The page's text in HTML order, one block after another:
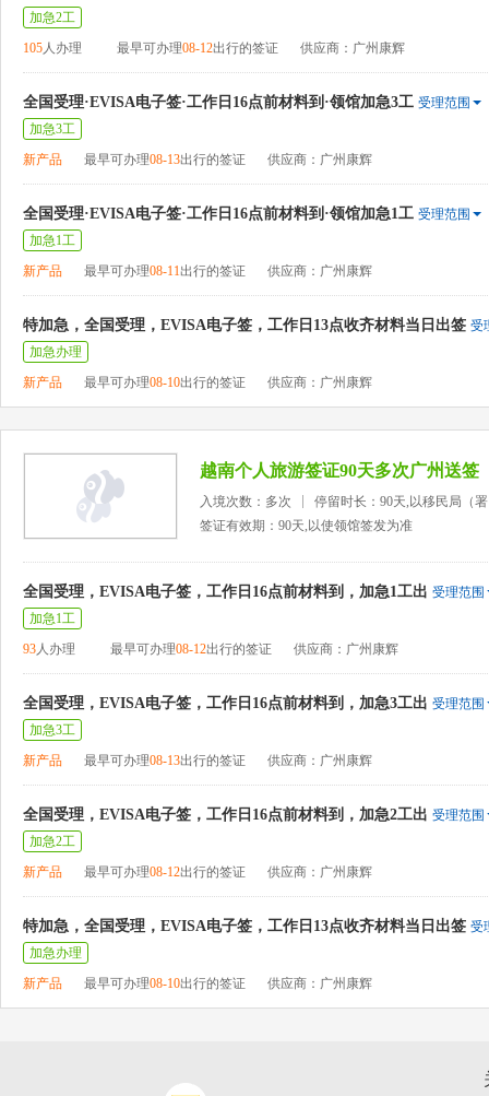
加急2工
105人办理 最早可办理08-12出行的签证 供应商：广州康辉
全国受理·EVISA电子签·工作日16点前材料到·领馆加急3工 受理范围
加急3工
新产品
最早可办理08-13出行的签证 供应商：广州康辉
全国受理·EVISA电子签·工作日16点前材料到·领馆加急1工 受理范围
加急1工
新产品
最早可办理08-11出行的签证 供应商：广州康辉
特加急，全国受理，EVISA电子签，工作日13点收齐材料当日出签 受
加急办理
新产品
最早可办理08-10出行的签证 供应商：广州康辉
越南个人旅游签证90天多次广州送签
入境次数：多次
停留时长：90天,以移民局（
签证有效期：90天,以使领馆签发为准
全国受理，EVISA电子签，工作日16点前材料到，加急1工出 受理范围
加急1工
93人办理 最早可办理08-12出行的签证 供应商：广州康辉
全国受理，EVISA电子签，工作日16点前材料到，加急3工出 受理范围
加急3工
新产品
最早可办理08-13出行的签证 供应商：广州康辉
全国受理，EVISA电子签，工作日16点前材料到，加急2工出 受理范围
加急2工
新产品
最早可办理08-12出行的签证 供应商：广州康辉
特加急，全国受理，EVISA电子签，工作日13点收齐材料当日出签 受
加急办理
新产品
最早可办理08-10出行的签证 供应商：广州康辉